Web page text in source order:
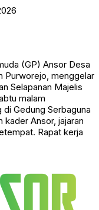
(GP) Ansor Desa
Purworejo, menggelar
Selapanan Majelis
malam
Gedung Serbaguna
kader Ansor, jajaran
Rapat kerja